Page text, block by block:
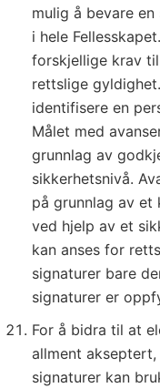
mulig å bevare
i hele
forskjellige krav
rettslige
identifisere en
Målet med
grunnlag av
sikkerhetsnivå.
på grunnlag av
ved hjelp av et
kan anses for
signaturer bare
signaturer er
For å bidra til at
allment
signaturer kan